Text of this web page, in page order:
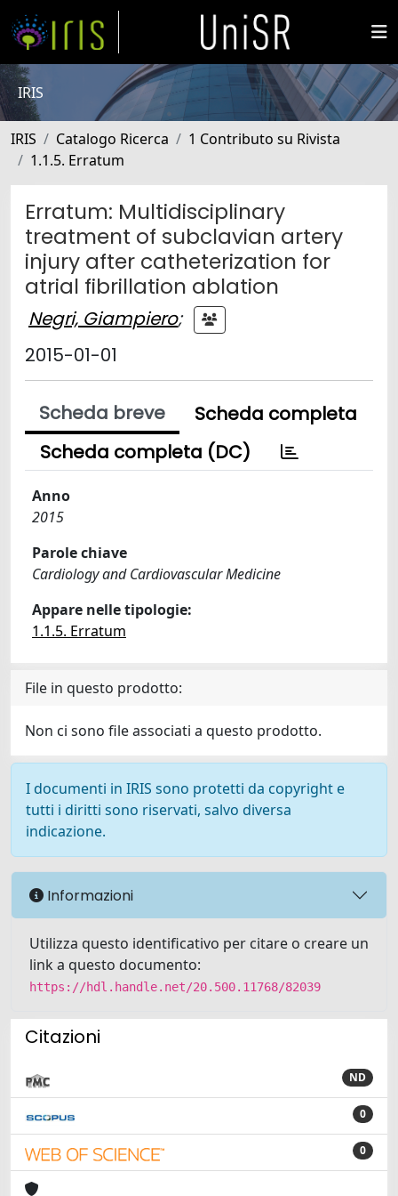
IRIS
IRIS Catalogo Ricerca
1 Contributo su Rivista
1.1.5. Erratum
Erratum: Multidisciplinary
treatment of subclavian artery
injury after catheterization for
atrial fibrillation ablation
Negri, Giampiero;
2015-01-01
Scheda breve
Scheda completa
Scheda completa (DC)
Anno
2015
Parole chiave
Cardiology and Cardiovascular Medicine
Appare nelle tipologie:
1.1.5. Erratum
File in questo prodotto:
Non ci sono file associati a questo prodotto.
I documenti in IRIS sono protetti da copyright e
tutti i diritti sono riservati, salvo diversa
indicazione.
Informazioni
Utilizza questo identificativo per citare o creare un
link a questo documento:
https://hdl.handle.net/20.500.11768/82039
Citazioni
ND
0
0